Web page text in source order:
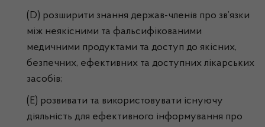
(D) розширити знання держав-членів про зв’язки
між неякісними та фальсифікованими
медичними продуктами та доступ до якісних,
безпечних, ефективних та доступних лікарських
засобів;
(E) розвивати та використовувати існуючу
діяльність для ефективного інформування про